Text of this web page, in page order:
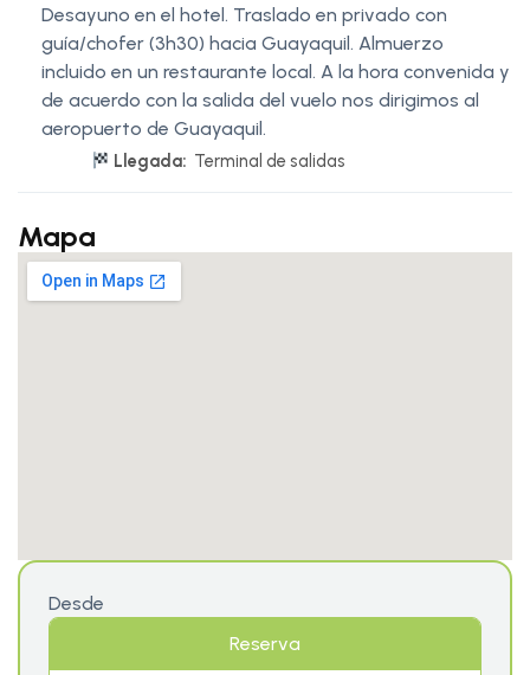
Desayuno en el hotel. Traslado en privado con
guía/chofer (3h30) hacia Guayaquil. Almuerzo
incluido en un restaurante local. A la hora convenida y
de acuerdo con la salida del vuelo nos dirigimos al
aeropuerto de Guayaquil.
Llegada: Terminal de salidas
Mapa
Desde
Reserva